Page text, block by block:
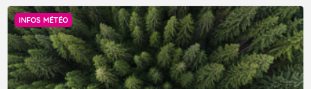
INFOS MÉTÉO